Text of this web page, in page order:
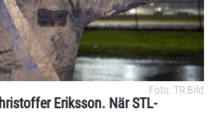
Foto: TR Bild
Eriksson. När STL-